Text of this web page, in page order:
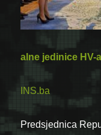
alne jedinice HV-
INS.ba
Predsjednica